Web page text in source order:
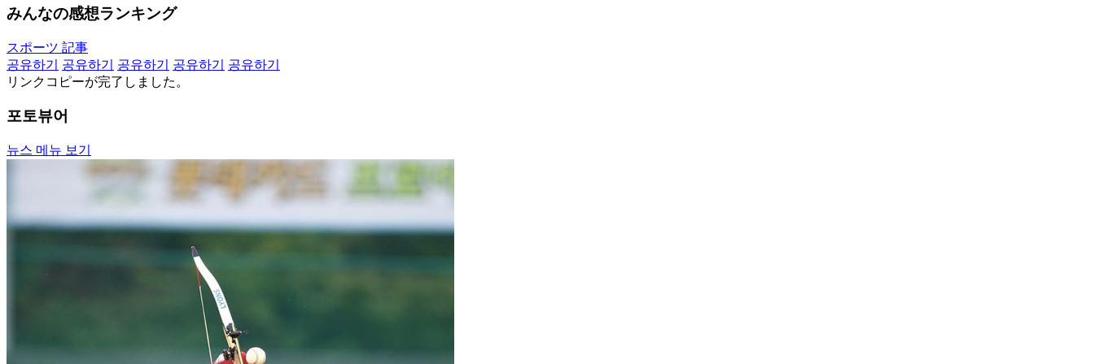
みんなの感想ランキング
スポーツ 記事
공유하기
공유하기 공유하기 공유하기
공유하기
リンクコピーが完了しました。
포토뷰어
뉴스 메뉴 보기